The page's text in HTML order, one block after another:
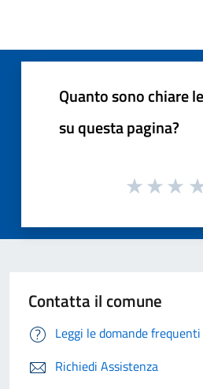
Quanto sono chiare
su questa pagina?
Contatta il comune
Leggi le domande frequenti
Richiedi Assistenza